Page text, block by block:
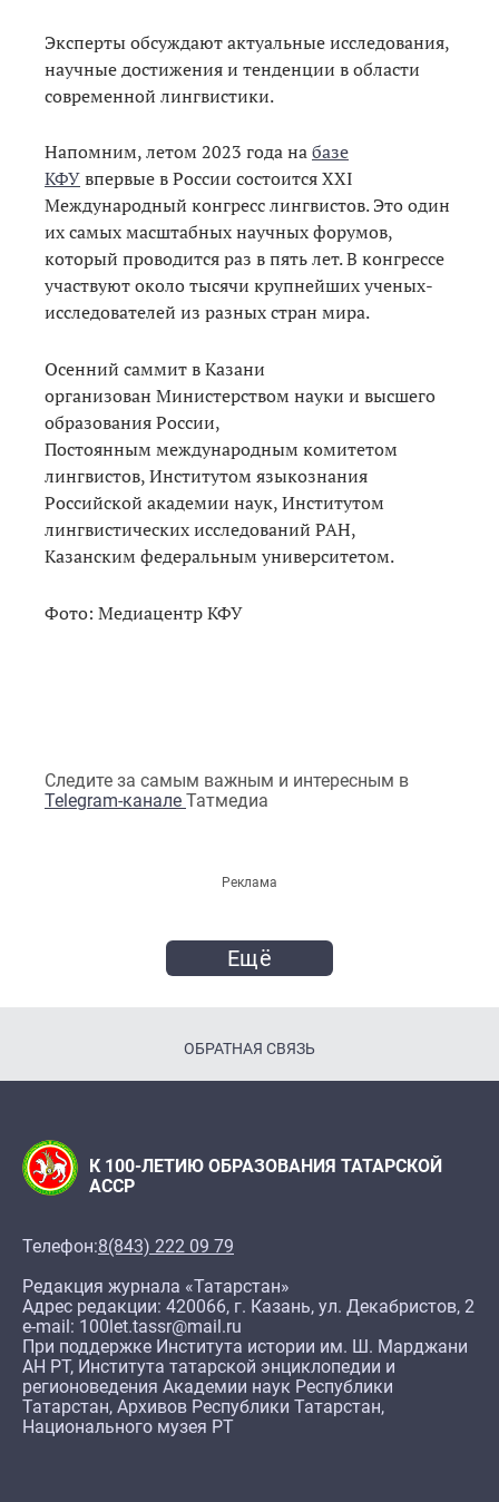
Эксперты обсуждают актуальные исследования,
научные достижения и тенденции в области
современной лингвистики.
Напомним, летом 2023 года набазе
КФУвпервые в России состоится XXI
Международный конгресс лингвистов. Это один
их самых масштабных научных форумов,
который проводится раз в пять лет. В конгрессе
участвуют около тысячи крупнейших ученых-
исследователей из разных стран мира.
Осенний саммит в Казани
организован Министерством науки и высшего
образования России,
Постоянным международным комитетом
лингвистов, Институтом языкознания
Российской академии наук, Институтом
лингвистических исследований РАН,
Казанским федеральным университетом.
Фото: Медиацентр КФУ
Следите за самым важным и интересным в
Telegram-канале Татмедиа
Реклама
Ещё
ОБРАТНАЯ СВЯЗЬ
К 100-ЛЕТИЮ ОБРАЗОВАНИЯ ТАТАРСКОЙ
АССР
Телефон:8(843) 222 09 79
Редакция журнала «Татарстан»
Адрес редакции: 420066, г. Казань, ул. Декабристов, 2
e-mail: 100let.tassr@mail.ru
При поддержке Института истории им. Ш. Марджани
АН РТ, Института татарской энциклопедии и
регионоведения Академии наук Республики
Татарстан, Архивов Республики Татарстан,
Национального музея РТ